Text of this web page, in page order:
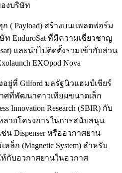
งบริษัท
( Payload) สร้างบนแพลตฟอร์ม
EnduroSat ที่มีความเชี่ยวชาญ
และนำไปติดตั้งรวมเข้ากับส่วน
EXOpod Nova
งอยู่ที่ Gilford มลรัฐนิวแฮมป์เชียร์
ศที่พัฒนาดาวเทียมขนาดเล็ก
Innovation Research (SBIR) กับ
ลายโครงการในการสนับสนุน
น Dispenser หรืออวกาศยาน
ล็ก (Magnetic System) สำหรับ
ห้กับอวกาศยานในอวกาศ